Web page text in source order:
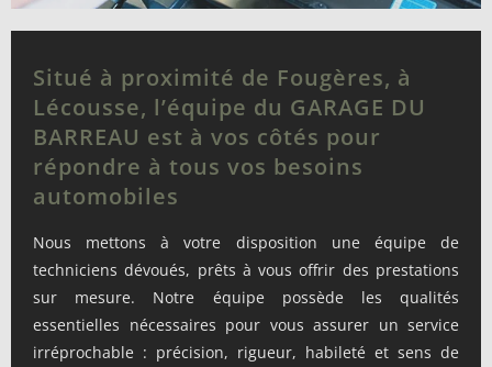
Situé à proximité de Fougères, à
Lécousse, l’équipe du GARAGE DU
BARREAU est à vos côtés pour
répondre à tous vos besoins
automobiles
Nous mettons à votre disposition une équipe de
techniciens dévoués, prêts à vous offrir des prestations
sur mesure. Notre équipe possède les qualités
essentielles nécessaires pour vous assurer un service
irréprochable : précision, rigueur, habileté et sens de